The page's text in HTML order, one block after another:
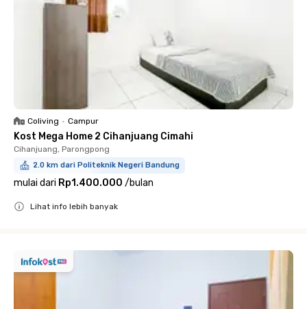
Coliving • Campur
Kost Mega Home 2 Cihanjuang Cimahi
Cihanjuang, Parongpong
2.0 km dari Politeknik Negeri Bandung
mulai dari Rp1.400.000 /bulan
Lihat info lebih banyak